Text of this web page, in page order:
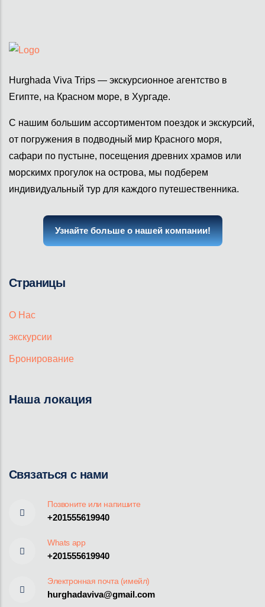
Hurghada Viva Trips — экскурсионное агентство в
Египте, на Красном море, в Хургаде.
С нашим большим ассортиментом поездок и экскурсий,
от погружения в подводный мир Красного моря,
сафари по пустыне, посещения древних храмов или
морскимх прогулок на острова, мы подберем
индивидуальный тур для каждого путешественника.
Узнайте больше о нашей компании!
Страницы
О Нас
экскурсии
Бронирование
Наша локация
Связаться с нами
Позвоните или напишите
+201555619940
Whats app
+201555619940
Электронная почта (имейл)
hurghadaviva@gmail.com